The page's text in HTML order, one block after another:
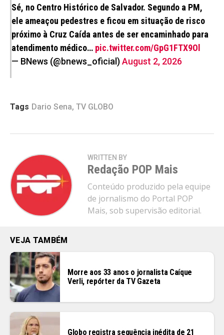
Sé, no Centro Histórico de Salvador. Segundo a PM,
ele ameaçou pedestres e ficou em situação de risco
próximo à Cruz Caída antes de ser encaminhado para
atendimento médico… pic.twitter.com/GpG1FTX9Ol
— BNews (@bnews_oficial)August 2, 2026
Tags Dario Sena, TV GLOBO
WRITTEN BY
Redação POP Mais
Conteúdo produzido pela equipe
de jornalismo do Portal POP
Mais, sob supervisão editorial.
VEJA TAMBÉM
Morre aos 33 anos o jornalista Caíque
Verli, repórter da TV Gazeta
Globo registra sequência inédita de 21